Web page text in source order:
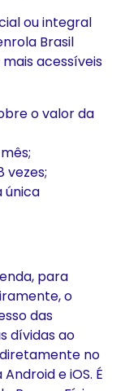
ou integral
Brasil
acessíveis
o valor da
vezes;
única
para
o
das
dívidas ao
no
e iOS. É